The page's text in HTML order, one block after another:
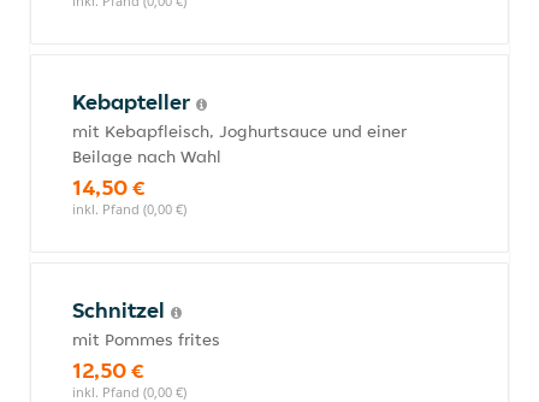
Kebapteller
mit Kebapfleisch, Joghurtsauce und einer
Beilage nach Wahl
14,50 €
inkl. Pfand (0,00 €)
Schnitzel
mit Pommes frites
12,50 €
inkl. Pfand (0,00 €)